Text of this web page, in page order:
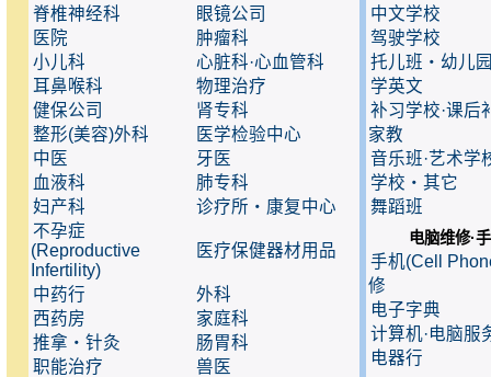
脊椎神经科
眼镜公司
医院
肿瘤科
小儿科
心脏科·心血管科
耳鼻喉科
物理治疗
健保公司
肾专科
整形(美容)外科
医学检验中心
中医
牙医
血液科
肺专科
妇产科
诊疗所・康复中心
不孕症
(Reproductive
Infertility)
医疗保健器材用品
中药行
外科
西药房
家庭科
推拿・针灸
肠胃科
职能治疗
兽医
中文学校
驾驶学校
托儿班・幼儿
学英文
补习学校·课后
家教
音乐班·艺术学
学校・其它
舞蹈班
电脑维修·
手机(Cell
修
电子字典
计算机·电脑服
电器行